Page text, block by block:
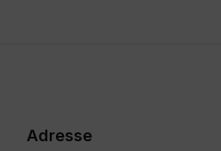
Adresse